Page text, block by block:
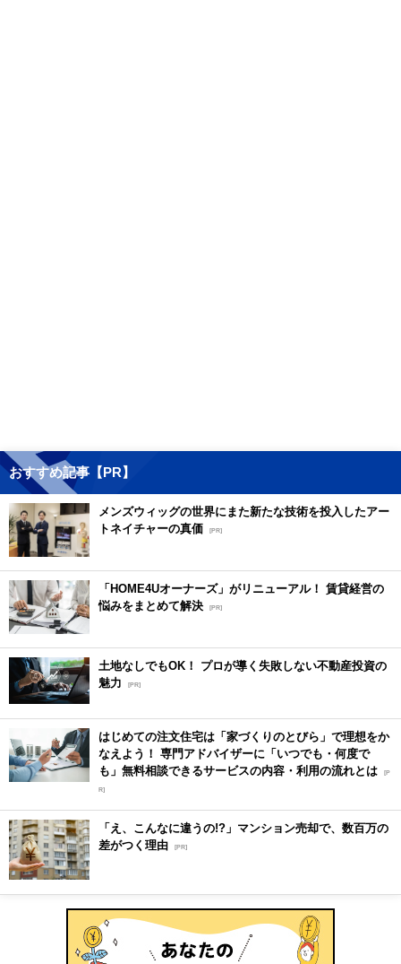
おすすめ記事【PR】
メンズウィッグの世界にまた新たな技術を投入したアー
トネイチャーの真価 [PR]
「HOME4Uオーナーズ」がリニューアル！ 賃貸経営の
悩みをまとめて解決 [PR]
土地なしでもOK！ プロが導く失敗しない不動産投資の
魅力
[PR]
はじめての注文住宅は「家づくりのとびら」で理想をか
なえよう！ 専門アドバイザーに「いつでも・何度で
も」無料相談できるサービスの内容・利用の流れとは [P
R]
「え、こんなに違うの!?」マンション売却で、数百万の
差がつく理由 [PR]